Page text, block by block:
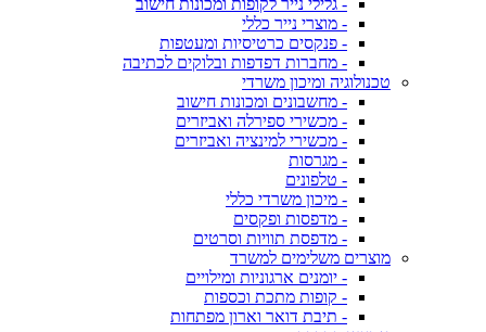
- גלילי נייר לקופות ומכונות חישוב
- מוצרי נייר כללי
- פנקסים כרטיסיות ומעטפות
- מחברות דפדפות ובלוקים לכתיבה
טכנולוגיה ומיכון משרדי
- מחשבונים ומכונות חישוב
- מכשירי ספירלה ואביזרים
- מכשירי למינציה ואביזרים
- מגרסות
- טלפונים
- מיכון משרדי כללי
- מדפסות ופקסים
- מדפסת תוויות וסרטים
מוצרים משלימים למשרד
- יומנים ארגוניות ומילויים
- קופות מתכת וכספות
- תיבת דואר וארון מפתחות